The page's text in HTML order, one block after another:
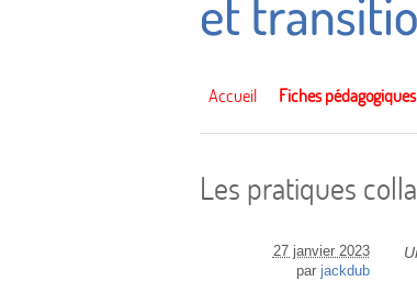
Accueil Fiches pédagogiques
Les pratiques
27 janvier 2023
par jackdub